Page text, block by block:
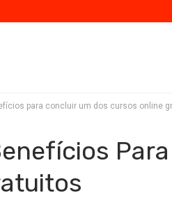
para concluir um dos cursos online